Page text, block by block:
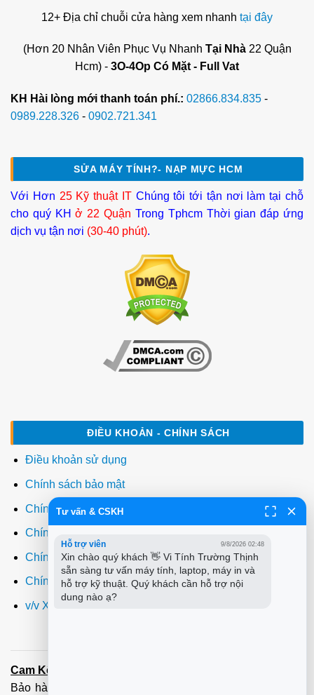
12+ Địa chỉ chuỗi cửa hàng xem nhanh tại đây
(Hơn 20 Nhân Viên Phục Vụ Nhanh Tại Nhà22 Quận
Hcm) - 3O-4Op Có Mặt - Full Vat
KH Hài lòng mới thanh toán phí.: 02866.834.835 -
0989.228.326 - 0902.721.341
SỬA MÁY TÍNH?- NẠP MỰC HCM
Với Hơn 25 Kỹ thuật ITChúng tôi tới tận nơi làm tại chỗ
cho quý KHở 22 Quận Trong Tphcm Thời gian đáp ứng
dịch vụ tận nơi (30-40 phút).
ĐIỀU KHOẢN - CHÍNH SÁCH
Điều khoản sử dụng
Chính sách bảo mật
Chính sách thanh toán
Chính sách giao hàng
Chính sách đổi trả
Chính sách bảo hành
v/v Xuất hóa đơn đỏ VAT
Cam Kết:
Bảo hành tận tâm - Xuất hóa đơn đỏ đầy đủ
Tư vấn & CSKH
Hỗ trợ viên 9/8/2026 02:48
Xin chào quý khách 👋 Vi Tính Trường Thịnh
sẵn sàng tư vấn máy tính, laptop, máy in và
hỗ trợ kỹ thuật. Quý khách cần hỗ trợ nội
dung nào ạ?